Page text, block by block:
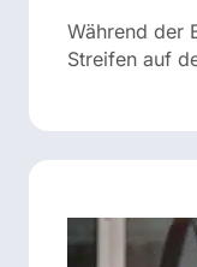
Während der
Streifen auf